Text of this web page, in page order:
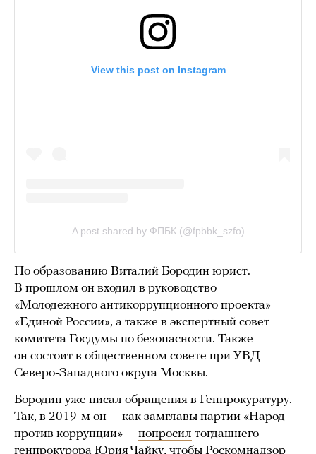
По образованию Виталий Бородин юрист.
В прошлом он входил в руководство
«Молодежного антикоррупционного проекта»
«Единой России», а также в экспертный совет
комитета Госдумы по безопасности. Также
он состоит в общественном совете при УВД
Северо-Западного округа Москвы.
Бородин уже писал обращения в Генпрокуратуру.
Так, в 2019-м он — как замглавы партии «Народ
против коррупции» — попросил тогдашнего
генпрокурора Юрия Чайку, чтобы Роскомнадзор